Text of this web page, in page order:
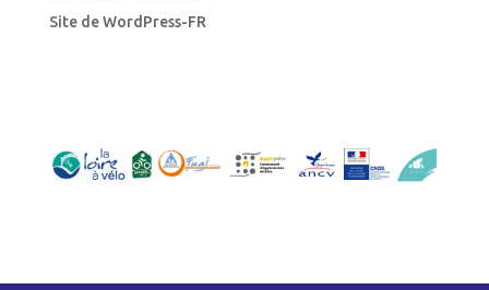
Site de WordPress-FR